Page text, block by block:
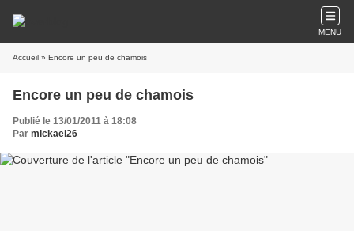
MENU
Accueil » Encore un peu de chamois
Encore un peu de chamois
Publié le 13/01/2011 à 18:08
Par mickael26